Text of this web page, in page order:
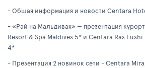
- Общая информация и новости Centara
- «Рай на Мальдивах» — презентация
Resort & Spa Maldives 5* и Centara Ras
4*
- Презентация 2 новинок сети - Centara